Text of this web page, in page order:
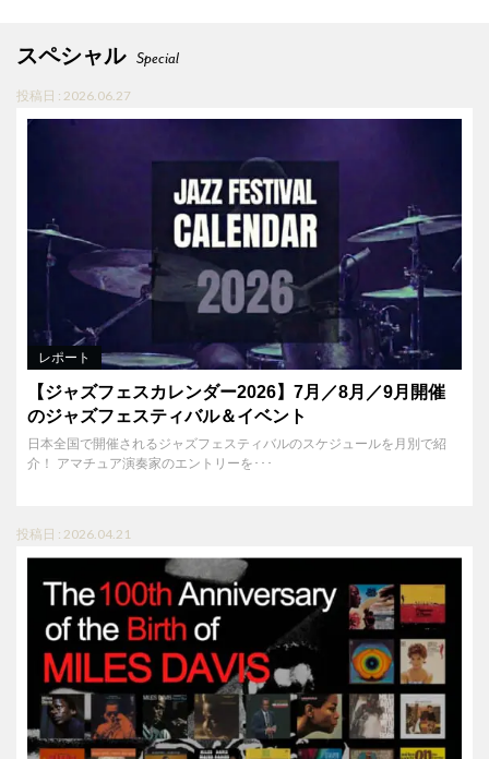
スペシャル Special
投稿日 : 2026.06.27
レポート
【ジャズフェスカレンダー2026】7月／8月／9月開催
のジャズフェスティバル＆イベント
日本全国で開催されるジャズフェスティバルのスケジュールを月別で紹
介！ アマチュア演奏家のエントリーを･･･
投稿日 : 2026.04.21